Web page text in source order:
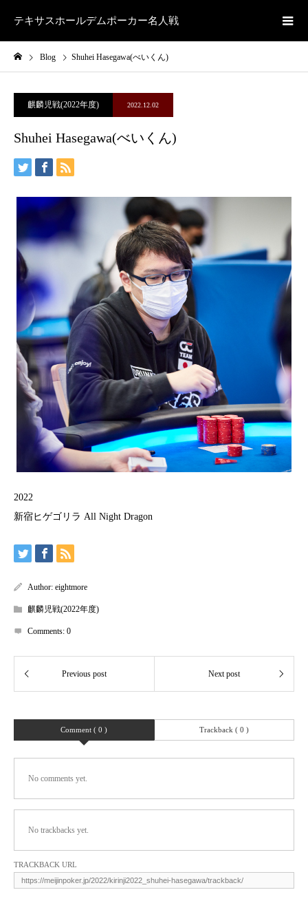
テキサスホールデムポーカー名人戦
Blog Shuhei Hasegawa(べいくん)
麒麟児戦(2022年度) 2022.12.02
Shuhei Hasegawa(べいくん)
2022
新宿ヒゲゴリラ All Night Dragon
Author: eightmore
麒麟児戦(2022年度)
Comments: 0
Comment ( 0 ) Trackback ( 0 )
No comments yet.
No trackbacks yet.
TRACKBACK URL